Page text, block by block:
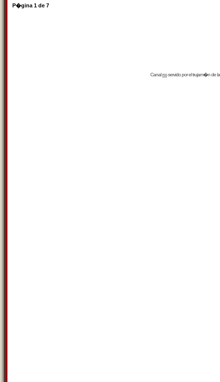
P�gina 1 de 7
Canalrssservido por eltrujam�nde